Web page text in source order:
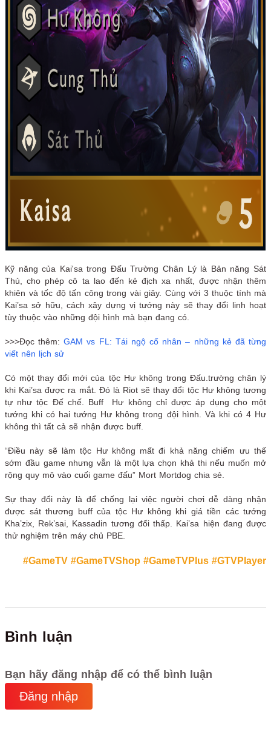
Kỹ năng của Kai'sa trong Đấu Trường Chân Lý là Bản năng Sát
Thủ, cho phép cô ta lao đến kẻ địch xa nhất, được nhận thêm
khiên và tốc độ tấn công trong vài giây. Cùng với 3 thuộc tính mà
Kai’sa sở hữu, cách xây dựng vị tướng này sẽ thay đổi linh hoạt
tùy thuộc vào những đội hình mà bạn đang có.
>>>Đọc thêm:GAM vs FL: Tái ngộ cố nhân – những kẻ đã từng
viết nên lịch sử
Có một thay đổi mới của tộc Hư không trong Đấu.trường chân lý
khi Kai’sa được ra mắt. Đó là Riot sẽ thay đổi tộc Hư không tương
tự như tộc Đế chế. Buff Hư không chỉ được áp dụng cho một
tướng khi có hai tướng Hư không trong đội hình. Và khi có 4 Hư
không thì tất cả sẽ nhận được buff.
“Điều này sẽ làm tộc Hư không mất đi khả năng chiếm ưu thế
sớm đầu game nhưng vẫn là một lựa chọn khả thi nếu muốn mở
rộng quy mô vào cuối game đấu” Mort Mortdog chia sẻ.
Sự thay đổi này là để chống lại việc người chơi dễ dàng nhận
được sát thương buff của tộc Hư không khi giá tiền các tướng
Kha’zix, Rek’sai, Kassadin tương đối thấp. Kai’sa hiện đang được
thử nghiệm trên máy chủ PBE.
#GameTV #GameTVShop #GameTVPlus #GTVPlayer
Bình luận
Bạn hãy đăng nhập để có thể bình luận
Đăng nhập